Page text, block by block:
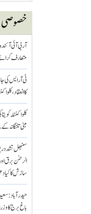
خصوصی
آر بی آئی
متعارف
ٹی آر ایس کی
کا انعقاد،
کلواکنٹلہ
مبنی تلنگانہ
سنبھل تشدد
الرحمٰن برق
سازش کا کیا
حیدرآباد:
باغ برج کا